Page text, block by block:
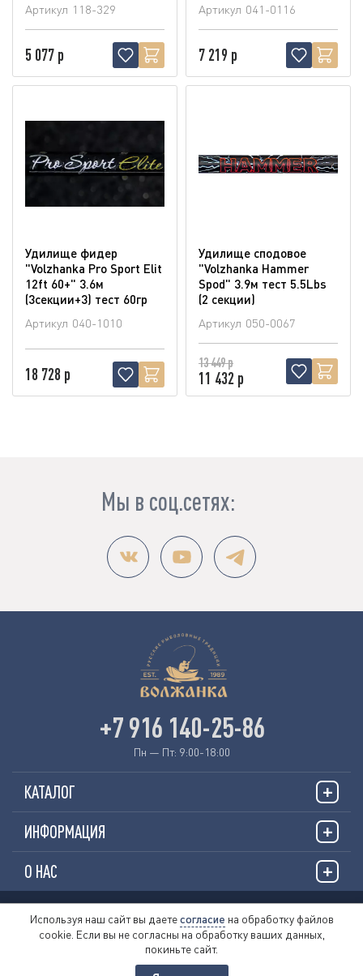
Артикул 118-329
5 077 р
Артикул 041-0116
7 219 р
Удилище фидер
"Volzhanka Pro Sport Elit
12ft 60+" 3.6м
(3секции+3) тест 60гр
Артикул 040-1010
18 728 р
Удилище сподовое
"Volzhanka Hammer
Spod" 3.9м тест 5.5Lbs
(2 секции)
Артикул 050-0067
13 449 р
11 432 р
Мы в соц.сетях:
КАТАЛОГ
ИНФОРМАЦИЯ
О НАС
+7 916 140-25-86
Пн — Пт: 9:00-18:00
Пользовательское соглашение
Используя наш сайт вы даетесогласие на обработку файлов
cookie. Если вы не согласны на обработку ваших данных,
покиньте сайт.